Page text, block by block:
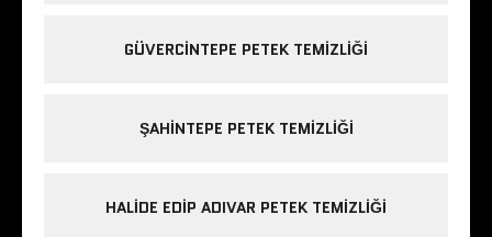
GÜVERCINTEPE PETEK TEMIZLIĞI
ŞAHINTEPE PETEK TEMIZLIĞI
HALIDE EDIP ADIVAR PETEK TEMIZLIĞI